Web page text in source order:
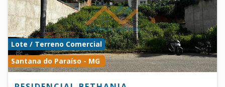
Lote / Terreno Comercial
Santana do Paraíso - MG